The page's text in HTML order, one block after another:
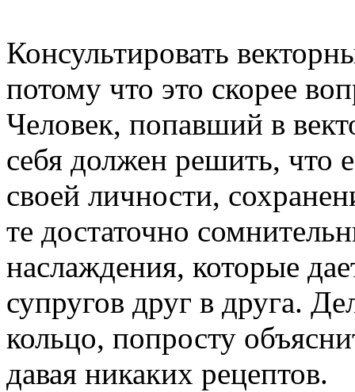
Консультировать
потому что это скорее
Человек, попавший в
себя должен решить, что
своей личности,
те достаточно
наслаждения, которые
супругов друг в друга.
кольцо, попросту
давая никаких рецептов.